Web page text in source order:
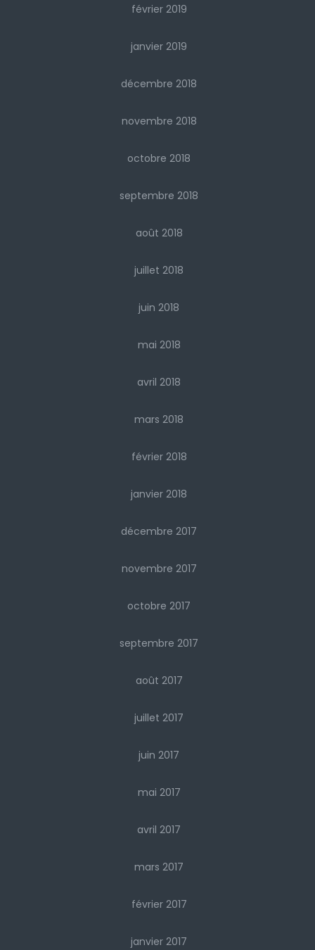
février 2019
janvier 2019
décembre 2018
novembre 2018
octobre 2018
septembre 2018
août 2018
juillet 2018
juin 2018
mai 2018
avril 2018
mars 2018
février 2018
janvier 2018
décembre 2017
novembre 2017
octobre 2017
septembre 2017
août 2017
juillet 2017
juin 2017
mai 2017
avril 2017
mars 2017
février 2017
janvier 2017